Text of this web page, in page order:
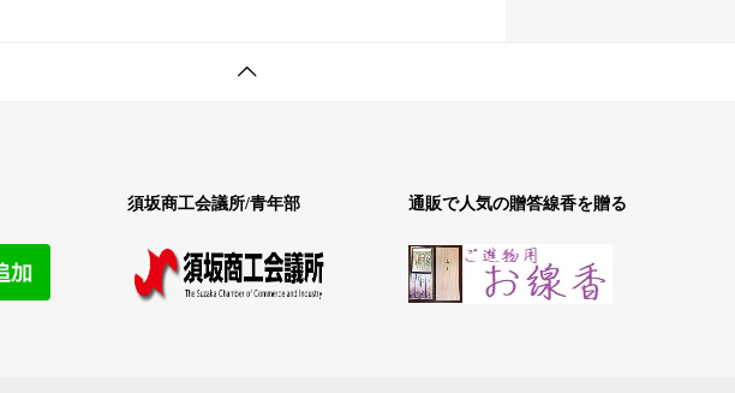
須坂商工会議所/青年部 通販で人気の贈答線香を贈る